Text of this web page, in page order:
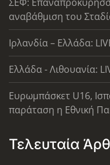
αναβάθμιση του
Ιρλανδία – Ελλάδα:
Ελλάδα - Λιθουανία:
Ευρωμπάσκετ U16,
παράταση η Εθνική
Τελευταία